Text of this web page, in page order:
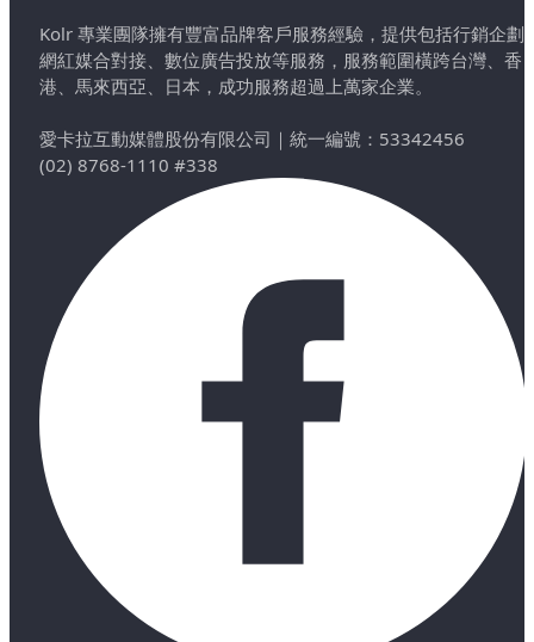
Kolr 專業團隊擁有豐富品牌客戶服務經驗，提供包括行銷企劃
網紅媒合對接、數位廣告投放等服務，服務範圍橫跨台灣、香
港、馬來西亞、日本，成功服務超過上萬家企業。
愛卡拉互動媒體股份有限公司 ｜ 統一編號：53342456
(02) 8768-1110 #338